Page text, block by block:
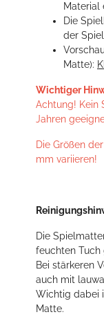
Die
der
Matte):
Wichtiger
Achtung! Kein
Jahren
Die Größen
mm variieren!
Die
feuchten Tuch
Bei stärkeren
auch mit
Wichtig dabei
Matte.